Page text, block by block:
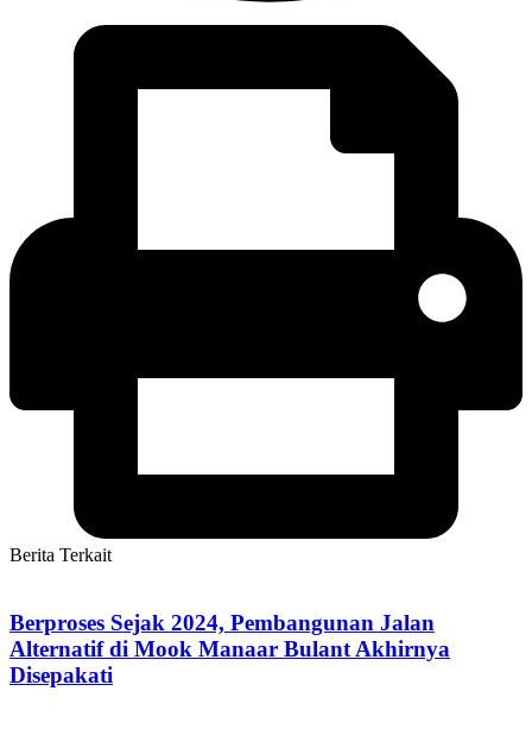
Berita Terkait
Berproses Sejak 2024, Pembangunan Jalan
Alternatif di Mook Manaar Bulant Akhirnya
Disepakati